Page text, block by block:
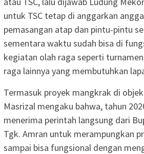
untuk TSC tetap di anggarkan
pemasangan atap dan pintu-pintu
sementara waktu sudah bisa di
kegiatan olah raga seperti
raga lainnya yang membutuhkan
Termasuk proyek mangkrak di
Masrizal mengaku bahwa, tahun
menerima perintah langsung dari
Tgk. Amran untuk merampungkan
sampai bisa fungsional dengan